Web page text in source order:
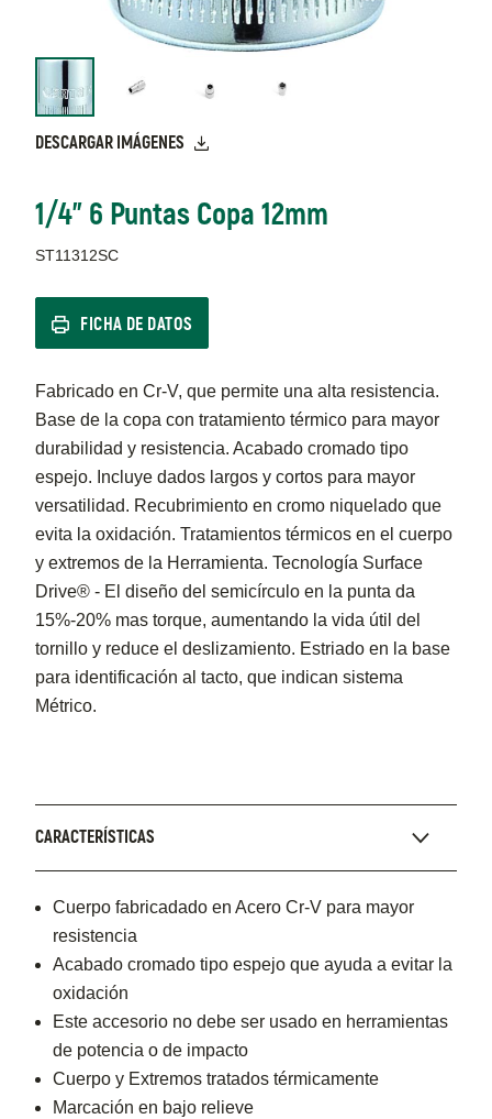
DESCARGAR IMÁGENES
1/4" 6 Puntas Copa 12mm
ST11312SC
FICHA DE DATOS
Fabricado en Cr-V, que permite una alta resistencia.
Base de la copa con tratamiento térmico para mayor
durabilidad y resistencia. Acabado cromado tipo
espejo. Incluye dados largos y cortos para mayor
versatilidad. Recubrimiento en cromo niquelado que
evita la oxidación. Tratamientos térmicos en el cuerpo
y extremos de la Herramienta. Tecnología Surface
Drive® - El diseño del semicírculo en la punta da
15%-20% mas torque, aumentando la vida útil del
tornillo y reduce el deslizamiento. Estriado en la base
para identificación al tacto, que indican sistema
Métrico.
CARACTERÍSTICAS
Cuerpo fabricadado en Acero Cr-V para mayor
resistencia
Acabado cromado tipo espejo que ayuda a evitar la
oxidación
Este accesorio no debe ser usado en herramientas
de potencia o de impacto
Cuerpo y Extremos tratados térmicamente
Marcación en bajo relieve